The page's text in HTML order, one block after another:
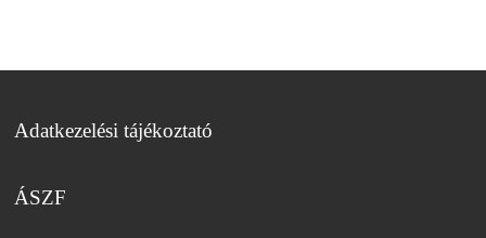
Adatkezelési tájékoztató
ÁSZF